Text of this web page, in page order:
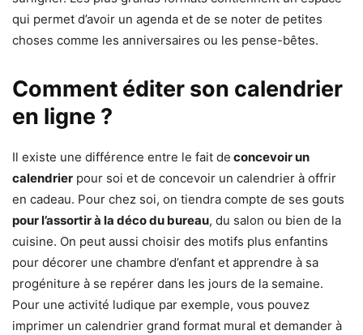
qui permet d’avoir un agenda et de se noter de petites
choses comme les anniversaires ou les pense-bêtes.
Comment éditer son calendrier
en ligne ?
Il existe une différence entre le fait de concevoir un
calendrier pour soi et de concevoir un calendrier à offrir
en cadeau. Pour chez soi, on tiendra compte de ses gouts
pour l’assortir à la déco du bureau, du salon ou bien de la
cuisine. On peut aussi choisir des motifs plus enfantins
pour décorer une chambre d’enfant et apprendre à sa
progéniture à se repérer dans les jours de la semaine.
Pour une activité ludique par exemple, vous pouvez
imprimer un calendrier grand format mural et demander à